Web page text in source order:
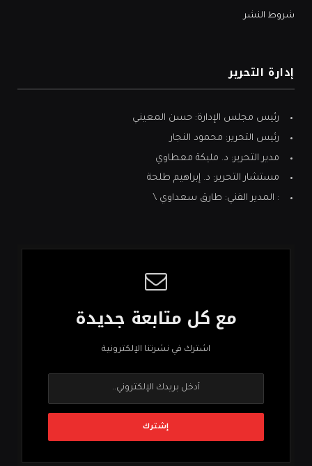
شروط النشر
إدارة التحرير
رئيس مجلس الإدارة: حسن المعيني
رئيس التحرير: محمود النجار
مدير التحرير: د. مليكة معطاوي
مستشار التحرير: د. إبراهيم طلحة
: المدير الفني: طارق سعداوي \
مع كل متابعة جديدة
اشترك في نشرتنا الإلكترونية